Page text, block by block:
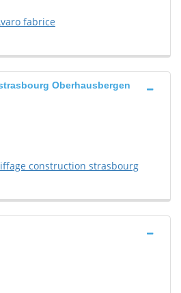
fabrice
Oberhausbergen
construction strasbourg